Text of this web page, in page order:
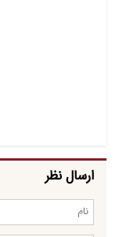
ارسال نظر